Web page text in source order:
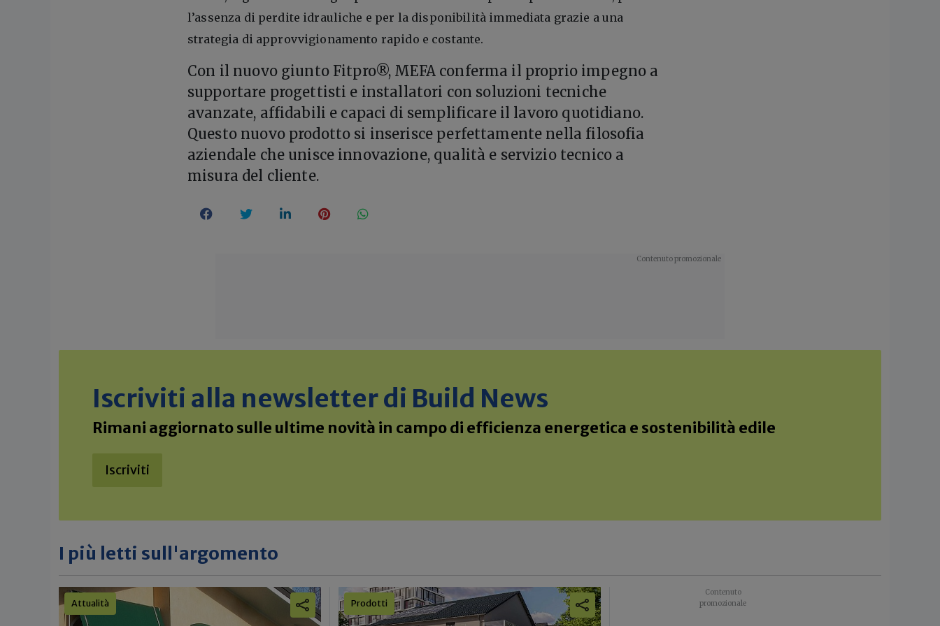
l’assenza di perdite idrauliche e per la disponibilità immediata grazie a una
strategia di approvvigionamento rapido e costante.
Con il nuovo giunto Fitpro®, MEFA conferma il proprio impegno a
supportare progettisti e installatori con soluzioni tecniche
avanzate, affidabili e capaci di semplificare il lavoro quotidiano.
Questo nuovo prodotto si inserisce perfettamente nella filosofia
aziendale che unisce innovazione, qualità e servizio tecnico a
misura del cliente.
Iscriviti alla newsletter di Build News
Rimani aggiornato sulle ultime novità in campo di efficienza energetica e sostenibilità edile
Iscriviti
I più letti sull'argomento
Attualità Prodotti